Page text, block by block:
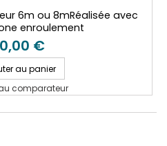
6m ou 8mRéalisée avec
enroulement
€
au panier
comparateur